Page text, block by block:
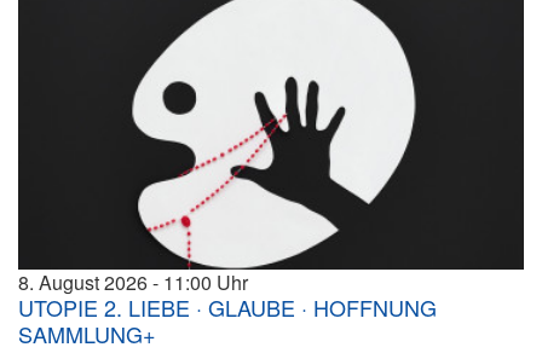
8. August 2026 11:00
UTOPIE 2. LIEBE · GLAUBE · HOFFNUNG
SAMMLUNG+